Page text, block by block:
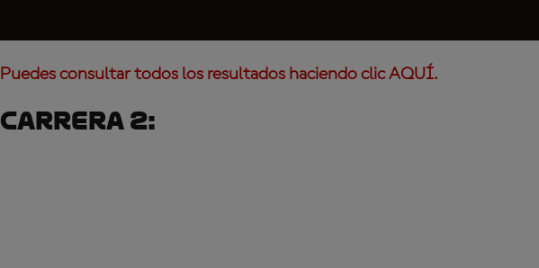
Puedes consultar todos los resultados haciendo clic AQUÍ.
Carrera 2: